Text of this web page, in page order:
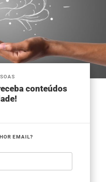
conteúdos
EMAIL?